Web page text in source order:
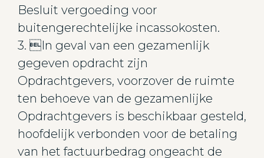
Besluit vergoeding voor
buitengerechtelijke incassokosten.
3. In geval van een gezamenlijk
gegeven opdracht zijn
Opdrachtgevers, voorzover de ruimte
ten behoeve van de gezamenlijke
Opdrachtgevers is beschikbaar gesteld,
hoofdelijk verbonden voor de betaling
van het factuurbedrag ongeacht de